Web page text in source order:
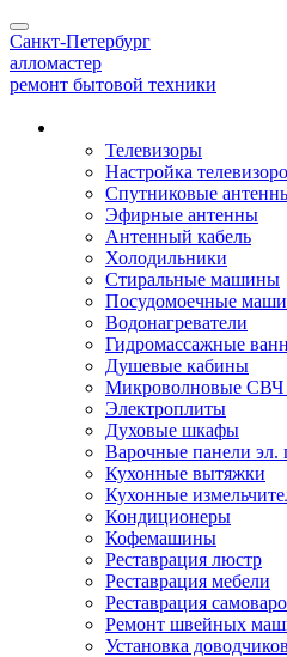
Toggle
navigation
Санкт-Петербург
алломастер
ремонт бытовой техники
Телевизоры
Настройка
Спутниковые
Эфирные антенны
Антенный кабель
Холодильники
Стиральные машины
Посудомоечные
Водонагреватели
Гидромассажные
Душевые кабины
Микроволновые СВЧ
Электроплиты
Духовые шкафы
Варочные панели эл.
Кухонные вытяжки
Кухонные
Кондиционеры
Кофемашины
Реставрация люстр
Реставрация мебели
Реставрация
Ремонт швейных
Установка доводчиков